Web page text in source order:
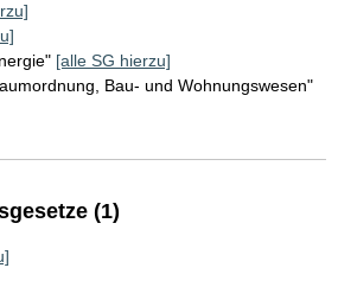
[alle SG hierzu]
Bau- und Wohnungswesen"
(1)